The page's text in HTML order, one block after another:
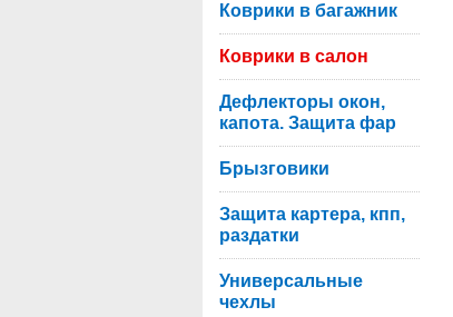
Коврики в багажник
Коврики в салон
Дефлекторы окон,
капота. Защита фар
Брызговики
Защита картера, кпп,
раздатки
Универсальные
чехлы